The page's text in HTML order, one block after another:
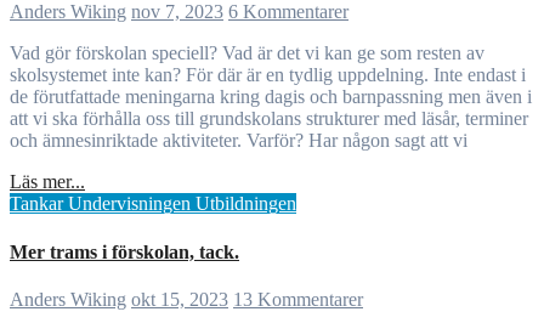
Anders Wiking nov 7, 2023 6 Kommentarer
Vad gör förskolan speciell? Vad är det vi kan ge som resten av
skolsystemet inte kan? För där är en tydlig uppdelning. Inte endast i
de förutfattade meningarna kring dagis och barnpassning men även i
att vi ska förhålla oss till grundskolans strukturer med läsår, terminer
och ämnesinriktade aktiviteter. Varför? Har någon sagt att vi
Läs mer...
TankarUndervisningen Utbildningen
Mer trams i förskolan, tack.
Anders Wiking okt 15, 2023 13 Kommentarer